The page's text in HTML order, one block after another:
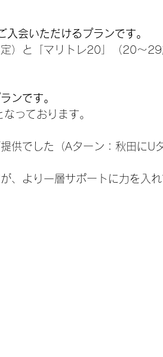
会いただけるプランです。
）と「マリトレ20」（20～29
ンです。
っております。
供でした（Aターン：秋田にU
、より一層サポートに力を入れ